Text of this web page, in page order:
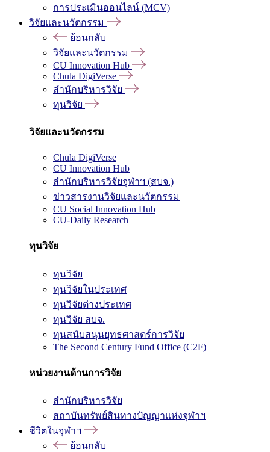
การประเมินออนไลน์ (MCV)
วิจัยและนวัตกรรม
ย้อนกลับ
วิจัยและนวัตกรรม
CU Innovation Hub
Chula DigiVerse
สำนักบริหารวิจัย
ทุนวิจัย
วิจัยและนวัตกรรม
Chula DigiVerse
CU Innovation Hub
สำนักบริหารวิจัยจุฬาฯ (สบจ.)
ข่าวสารงานวิจัยและนวัตกรรม
CU Social Innovation Hub
CU-Daily Research
ทุนวิจัย
ทุนวิจัย
ทุนวิจัยในประเทศ
ทุนวิจัยต่างประเทศ
ทุนวิจัย สบจ.
ทุนสนับสนุนยุทธศาสตร์การวิจัย
The Second Century Fund Office (C2F)
หน่วยงานด้านการวิจัย
สำนักบริหารวิจัย
สถาบันทรัพย์สินทางปัญญาแห่งจุฬาฯ
ชีวิตในจุฬาฯ
ย้อนกลับ